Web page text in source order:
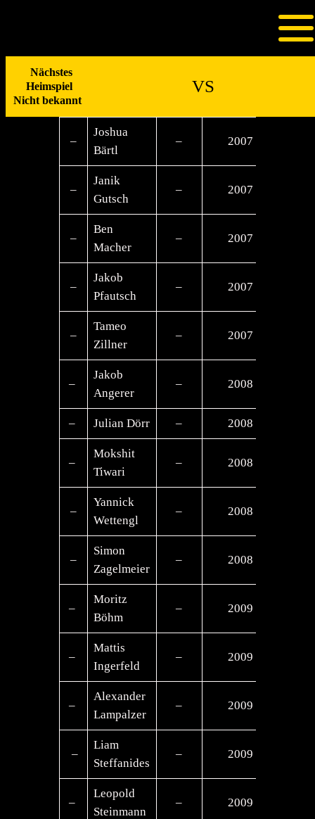
Nächstes
Heimspiel
Nicht bekannt
VS
Nr.
–
Joshua
Bärtl
– 2007
–
Janik
Gutsch
– 2007
–
Ben
Macher
– 2007
–
Jakob
Pfautsch
– 2007
–
Tameo
Zillner
– 2007
–
Jakob
Angerer
– 2008
– Julian Dörr – 2008
–
Mokshit
Tiwari
– 2008
–
Yannick
Wettengl
– 2008
–
Simon
Zagelmeier
– 2008
–
Moritz
Böhm
– 2009
–
Mattis
Ingerfeld
– 2009
–
Alexander
Lampalzer
– 2009
–
Liam
Steffanides
– 2009
–
Leopold
Steinmann
– 2009